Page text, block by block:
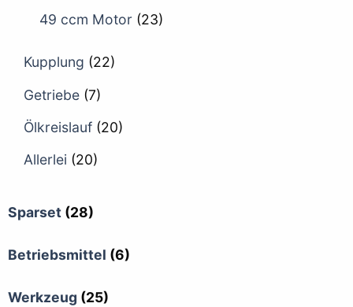
49 ccm Motor (23)
Kupplung (22)
Getriebe (7)
Ölkreislauf (20)
Allerlei (20)
Sparset (28)
Betriebsmittel (6)
Werkzeug (25)